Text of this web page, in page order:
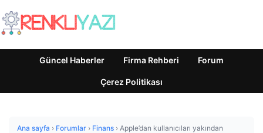
Güncel Haberler Firma Rehberi Forum
Çerez Politikası
Ana sayfa › Forumlar › Finans › Apple’dan kullanıcıları yakından